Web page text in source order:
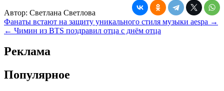
Автор: Светлана Светлова
Навигация
по
записям
Фанаты встают на защиту уникального стиля музыки aespa →
← Чимин из BTS поздравил отца с днём отца
Реклама
Популярное